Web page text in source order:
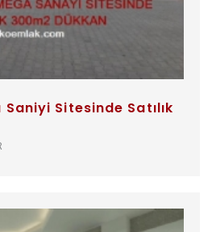
Sitesinde Satılık